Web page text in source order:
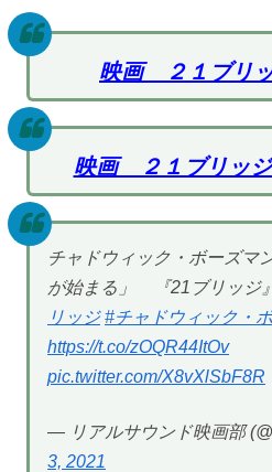
映画 ２１ブリ
映画 ２１ブリッ
チャドウィック・ボーズマ
が始まる」 『21ブリッジ
リッジ #チャドウィック・
https://t.co/zOQR44ItOv
pic.twitter.com/X8vXlSbF8R
— リアルサウンド映画部
3, 2021